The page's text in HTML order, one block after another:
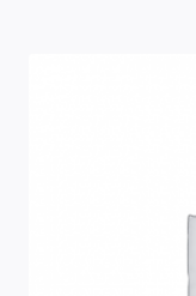
頭份獅子會